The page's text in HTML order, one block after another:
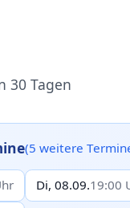
30 Tagen
(5 weitere
Di, 08.09.19:00